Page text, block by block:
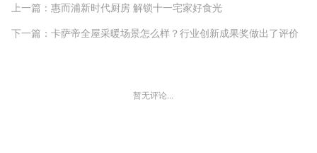
上一篇：惠而浦新时代厨房 解锁十一宅家好食光
下一篇：卡萨帝全屋采暖场景怎么样？行业创新成果奖做出了评价
暂无评论...